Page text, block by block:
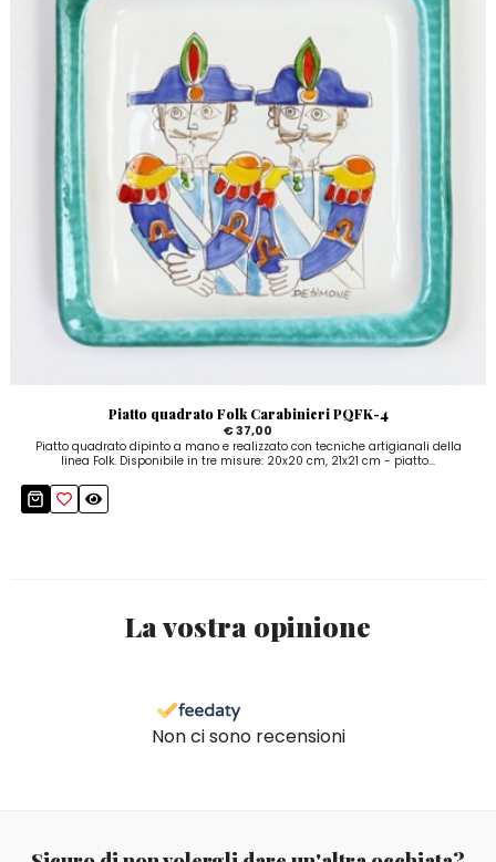
Piatto quadrato Folk Carabinieri PQFK-4
€ 37,00
Piatto quadrato dipinto a mano e realizzato con tecniche artigianali della
linea Folk. Disponibile in tre misure: 20x20 cm, 21x21 cm - piatto...
La vostra opinione
Non ci sono recensioni